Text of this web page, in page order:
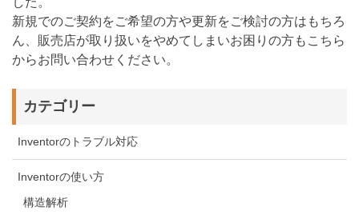
新規でのご契約をご希望の方や更新をご検討の方はもちろ
ん、販売店が取り扱いをやめてしまいお困りの方もこちら
からお問い合わせください。
カテゴリー
Inventorのトラブル対応
Inventorの使い方
構造解析